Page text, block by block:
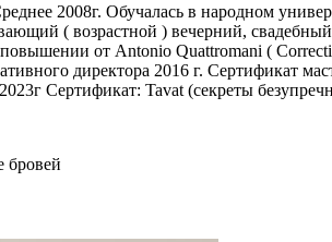
2008г. Обучалась в народном
( возрастной ) вечерний,
от Antonio Quattromani (
директора 2016 г. Сертификат
Сертификат: Tavat (секреты
бровей